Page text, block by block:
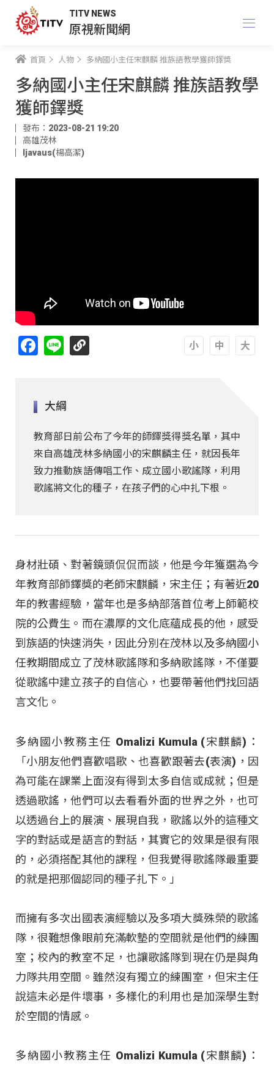
TITV NEWS
原視新聞網
首頁 人物 多納國小主任宋麒麟 推族語教學獲師鐸獎
多納國小主任宋麒麟 推族語教學
獲師鐸獎
發布：2023-08-21 19:20
高雄茂林
ljavaus(楊高潔)
Facebook
Line
大綱
教育部日前公布了今年的師鐸獎得獎名單，其中
來自高雄茂林多納國小的宋麒麟主任，就因長年
致力推動族語傳唱工作、成立國小歌謠隊，利用
歌謠將文化的種子，在孩子們的心中扎下根。
身材壯碩、對著鏡頭侃侃而談，他是今年獲選為今
年教育部師鐸獎的老師宋麒麟，宋主任；有著近20
年的教書經驗，當年也是多納部落首位考上師範校
院的公費生。而在濃厚的文化底蘊成長的他，感受
到族語的快速消失，因此分別在茂林以及多納國小
任教期間成立了茂林歌謠隊和多納歌謠隊，不僅要
從歌謠中建立孩子的自信心，也要帶著他們找回語
言文化。
多納國小教務主任 Omalizi Kumula (宋麒麟)：
「小朋友他們喜歡唱歌、也喜歡跟著去(表演)，因
為可能在課業上面沒有得到太多自信或成就；但是
透過歌謠，他們可以去看看外面的世界之外，也可
以透過台上的展演、展現自我，歌謠以外的這種文
字的對話或是語言的對話，其實它的效果是很有限
的，必須搭配其他的課程，但我覺得歌謠隊最重要
的就是把那個認同的種子扎下。」
而擁有多次出國表演經驗以及多項大獎殊榮的歌謠
隊，很難想像眼前充滿軟墊的空間就是他們的練團
室；校內的教室不足，也讓歌謠隊到現在仍是與角
力隊共用空間。雖然沒有獨立的練團室，但宋主任
說這未必是件壞事，多樣化的利用也是加深學生對
於空間的情感。
多納國小教務主任 Omalizi Kumula (宋麒麟)：